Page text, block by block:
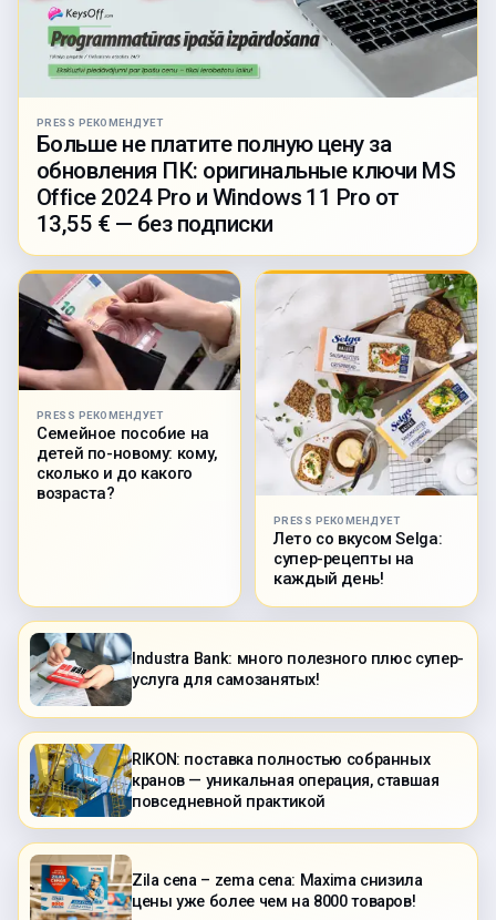
PRESS РЕКОМЕНДУЕТ
Больше не платите полную цену за
обновления ПК: оригинальные ключи MS
Office 2024 Pro и Windows 11 Pro от
13,55 € — без подписки
PRESS РЕКОМЕНДУЕТ
Семейное пособие на
детей по-новому: кому,
сколько и до какого
возраста?
PRESS РЕКОМЕНДУЕТ
Лето со вкусом Selga:
супер-рецепты на
каждый день!
Industra Bank: много полезного плюс супер-
услуга для самозанятых!
RIKON: поставка полностью собранных
кранов — уникальная операция, ставшая
повседневной практикой
Zila cena – zema cena: Maxima снизила
цены уже более чем на 8000 товаров!